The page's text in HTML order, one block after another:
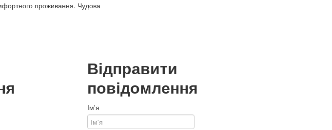
проживання. Чудова
Відправити
повідомлення
Ім'я